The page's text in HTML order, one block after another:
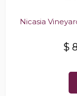
Nicasia
$